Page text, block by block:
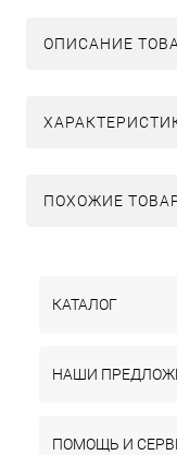
ОПИСАНИЕ
ПОХОЖИЕ
КАТАЛОГ
НАШИ
ПОМОЩЬ И